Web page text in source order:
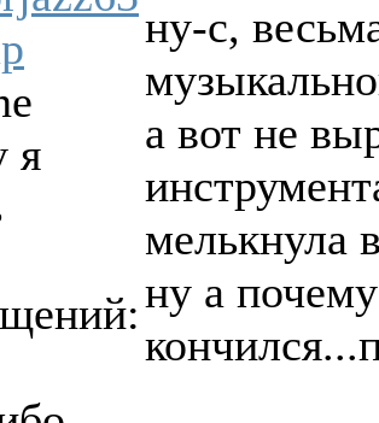
я
ну-с,
а вот не
мелькнула
ну а